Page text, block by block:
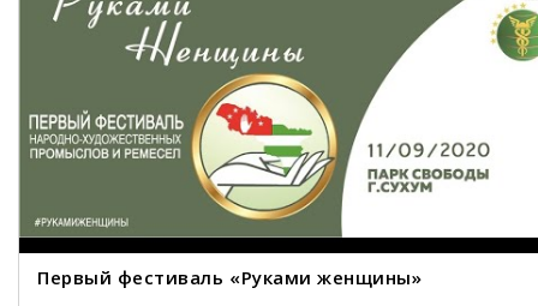
Первый фестиваль «Руками женщины»